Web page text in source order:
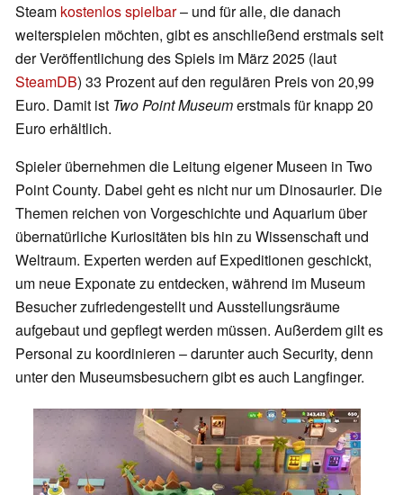
Steam kostenlos spielbar– und für alle, die danach
weiterspielen möchten, gibt es anschließend erstmals seit
der Veröffentlichung des Spiels im März 2025 (laut
SteamDB) 33 Prozent auf den regulären Preis von 20,99
Euro. Damit ist Two Point Museumerstmals für knapp 20
Euro erhältlich.
Spieler übernehmen die Leitung eigener Museen in Two
Point County. Dabei geht es nicht nur um Dinosaurier. Die
Themen reichen von Vorgeschichte und Aquarium über
übernatürliche Kuriositäten bis hin zu Wissenschaft und
Weltraum. Experten werden auf Expeditionen geschickt,
um neue Exponate zu entdecken, während im Museum
Besucher zufriedengestellt und Ausstellungsräume
aufgebaut und gepflegt werden müssen. Außerdem gilt es
Personal zu koordinieren – darunter auch Security, denn
unter den Museumsbesuchern gibt es auch Langfinger.